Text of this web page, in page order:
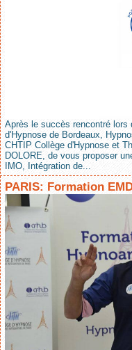
Après le succès rencontré lors
d'Hypnose de Bordeaux,
CHTIP Collège d'Hypnose et
DOLORE, de vous proposer
IMO, Intégration de...
PARIS: Formation